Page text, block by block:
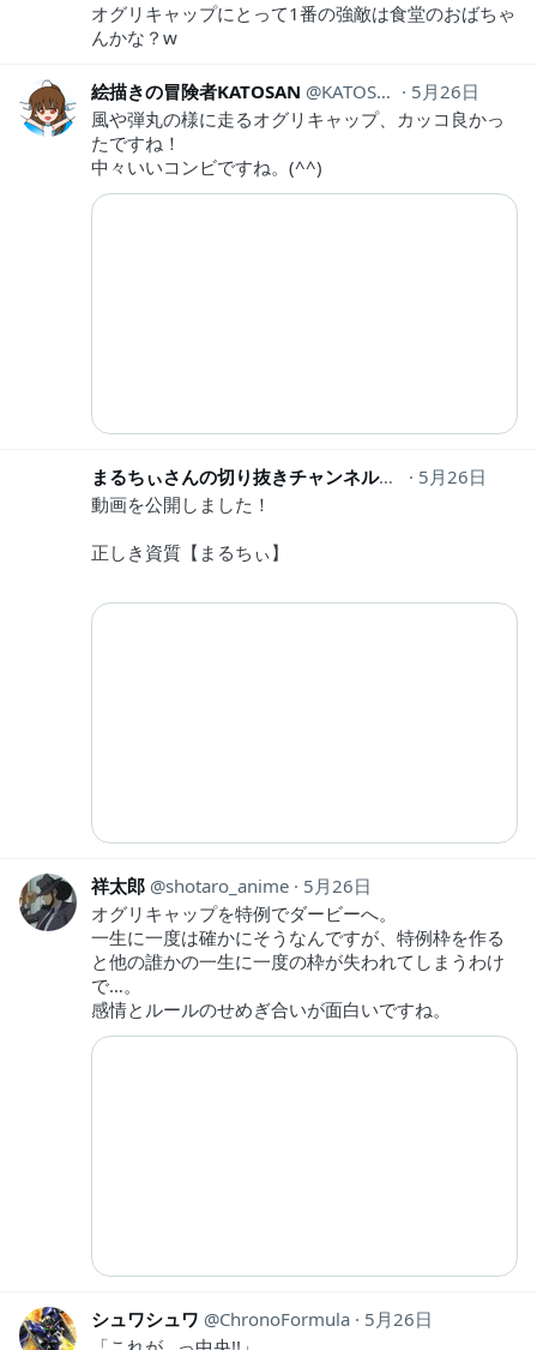
オグリキャップにとって1番の強敵は食堂のおばちゃ
んかな？w
絵描きの冒険者KATOSAN KATOSANrybvw
5月26日
風や弾丸の様に走るオグリキャップ、カッコ良かっ
たですね！
中々いいコンビですね。(^^)
まるちぃさんの切り抜きチャンネル marucutch
5月26日
動画を公開しました！
正しき資質【まるちぃ】
祥太郎 shotaro_anime
5月26日
オグリキャップを特例でダービーへ。
一生に一度は確かにそうなんですが、特例枠を作る
と他の誰かの一生に一度の枠が失われてしまうわけ
で…。
感情とルールのせめぎ合いが面白いですね。
シュワシュワ ChronoFormula
5月26日